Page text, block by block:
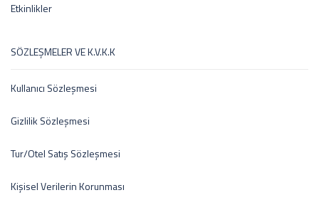
Etkinlikler
SÖZLEŞMELER VE K.V.K.K
Kullanıcı Sözleşmesi
Gizlilik Sözleşmesi
Tur/Otel Satış Sözleşmesi
Kişisel Verilerin Korunması